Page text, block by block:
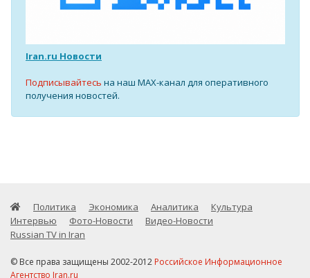
Iran.ru Новости
Подписывайтесь на наш MAX-канал для оперативного
получения новостей.
Политика Экономика Аналитика
Культура
Интервью
Фото-Новости
Видео-Новости
Russian TV in Iran
© Все права защищены 2002-2012 Российское Информационное
Агентство Iran.ru